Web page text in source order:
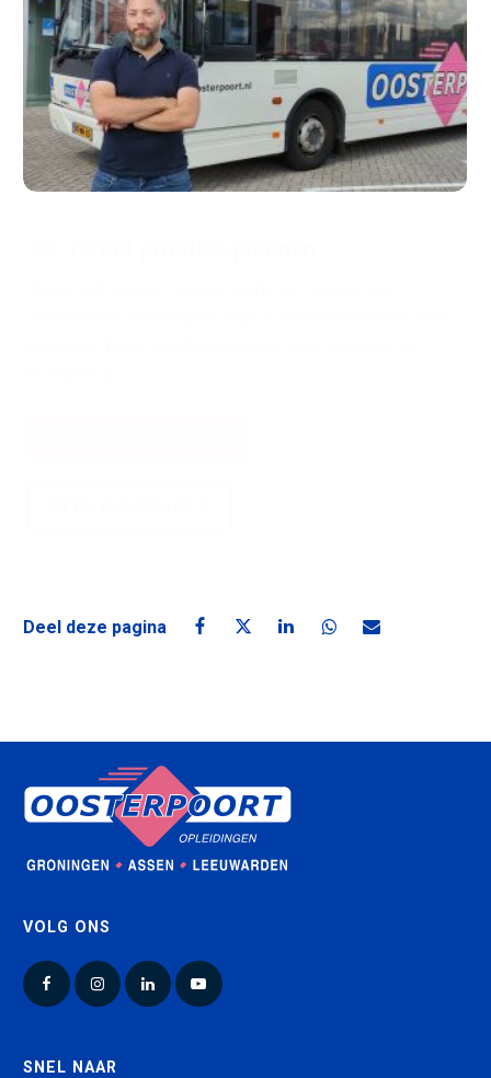
Deel deze pagina
Deel deze pagina op Facebook
Deel deze pagina op X
Deel deze pagina op
Deel deze pagina
Deel deze
VOLG ONS
FacebookInstagramLinkedInYouTube
SNEL NAAR